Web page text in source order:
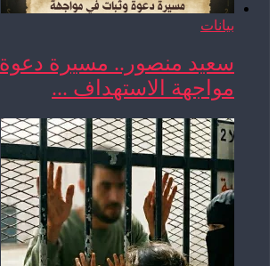
سعيد منصور.. مسيرة دعوة
مواجهة الاستهداف ...